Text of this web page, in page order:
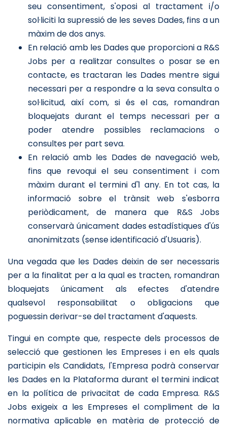
seu consentiment, s'oposi al tractament i/o
sol·liciti la supressió de les seves Dades, fins a un
màxim de dos anys.
En relació amb les Dades que proporcioni a R&S
Jobs per a realitzar consultes o posar se en
contacte, es tractaran les Dades mentre sigui
necessari per a respondre a la seva consulta o
sol·licitud, així com, si és el cas, romandran
bloquejats durant el temps necessari per a
poder atendre possibles reclamacions o
consultes per part seva.
En relació amb les Dades de navegació web,
fins que revoqui el seu consentiment i com
màxim durant el termini d'1 any. En tot cas, la
informació sobre el trànsit web s'esborra
periòdicament, de manera que R&S Jobs
conservarà únicament dades estadístiques d'ús
anonimitzats (sense identificació d'Usuaris).
Una vegada que les Dades deixin de ser necessaris
per a la finalitat per a la qual es tracten, romandran
bloquejats únicament als efectes d'atendre
qualsevol responsabilitat o obligacions que
poguessin derivar-se del tractament d'aquests.
Tingui en compte que, respecte dels processos de
selecció que gestionen les Empreses i en els quals
participin els Candidats, l'Empresa podrà conservar
les Dades en la Plataforma durant el termini indicat
en la política de privacitat de cada Empresa. R&S
Jobs exigeix a les Empreses el compliment de la
normativa aplicable en matèria de protecció de